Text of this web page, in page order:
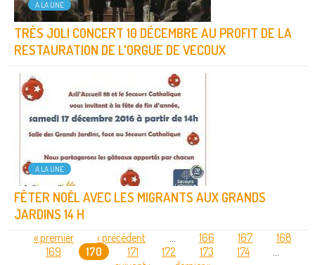
A LA UNE
TRÈS JOLI CONCERT 10 DÉCEMBRE AU PROFIT DE LA
RESTAURATION DE L'ORGUE DE VECOUX
A LA UNE
FÊTER NOËL AVEC LES MIGRANTS AUX GRANDS
JARDINS 14 H
PAGES
« premier ‹ précédent … 166 167
168
169
170 171 172 173 174
…